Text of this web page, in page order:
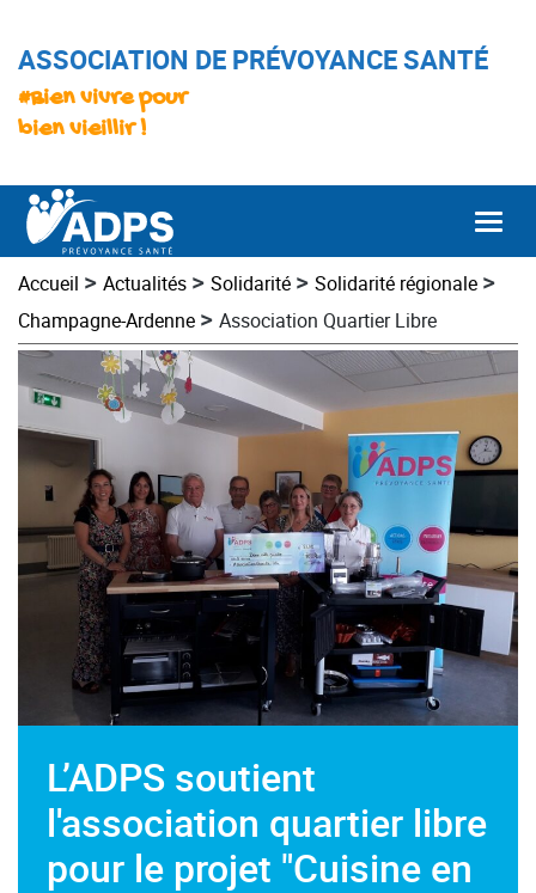
ASSOCIATION DE PRÉVOYANCE SANTÉ
#Bien vivre pour
bien vieillir !
Accueil > Actualités > Solidarité > Solidarité régionale >
Champagne-Ardenne > Association Quartier Libre
L’ADPS soutient
l'association quartier libre
pour le projet "Cuisine en